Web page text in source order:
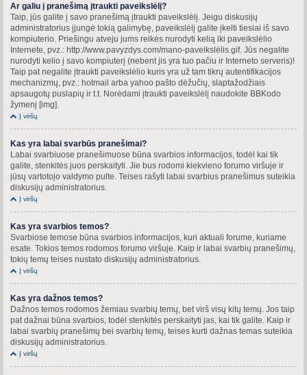
Ar galiu į pranešimą įtraukti paveikslėlį?
Taip, jūs galite į savo pranešimą įtraukti paveikslėlį. Jeigu diskusijų
administratorius įjungė tokią galimybę, paveikslėlį galite įkelti tiesiai iš savo
kompiuterio. Priešingu atveju jums reikės nurodyti kelią iki paveikslėlio
Internete, pvz.: http://www.pavyzdys.com/mano-paveikslėlis.gif. Jūs negalite
nurodyti kelio į savo kompiuterį (nebent jis yra tuo pačiu ir Interneto serveris)!
Taip pat negalite įtraukti paveikslėlio kuris yra už tam tikrų autentifikacijos
mechanizmų, pvz.: hotmail arba yahoo pašto dėžučių, slaptažodžiais
apsaugotų puslapių ir t.t. Norėdami įtraukti paveikslėlį naudokite BBKodo
žymenį [img].
Į viršų
Kas yra labai svarbūs pranešimai?
Labai svarbiuose pranešimuose būna svarbios informacijos, todėl kai tik
galite, stenkitės juos perskaityti. Jie bus rodomi kiekvieno forumo viršuje ir
jūsų vartotojo valdymo pulte. Teises rašyti labai svarbius pranešimus suteikia
diskusijų administratorius.
Į viršų
Kas yra svarbios temos?
Svarbiose temose būna svarbios informacijos, kuri aktuali forume, kuriame
esate. Tokios temos rodomos forumo viršuje. Kaip ir labai svarbių pranešimų,
tokių temų teises nustato diskusijų administratorius.
Į viršų
Kas yra dažnos temos?
Dažnos temos rodomos žemiau svarbių temų, bet virš visų kitų temų. Jos taip
pat dažnai būna svarbios, todėl stenkitės perskaityti jas, kai tik galite. Kaip ir
labai svarbių pranešimų bei svarbių temų, teises kurti dažnas temas suteikia
diskusijų administratorius.
Į viršų